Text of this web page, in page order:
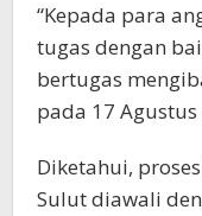
“Kepada para
tugas dengan
bertugas
pada 17
Diketahui,
Sulut diawali